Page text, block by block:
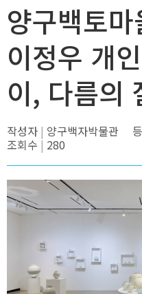
양구백토
이정우 개
이, 다름의
작성자 양구백자박물관
조회수
280